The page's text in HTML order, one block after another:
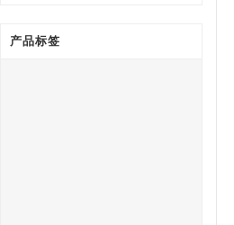
产品标签